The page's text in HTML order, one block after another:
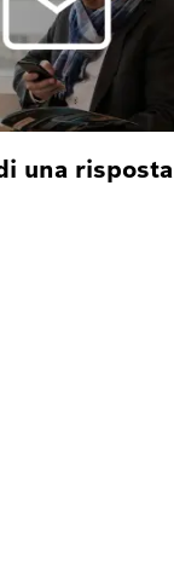
una risposta